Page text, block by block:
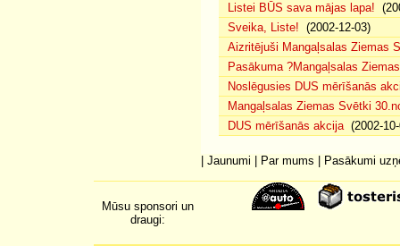
Listei BŪS sava mājas lapa!
Sveika, Liste! (2002-12-03)
Aizritējuši Mangaļsalas Ziemas
Pasākuma ?Mangaļsalas
Noslēgusies DUS mērīšanās
Mangaļsalas Ziemas Svētki
DUS mērīšanās akcija(2002-10-
Jaunumi Par mums Pasākumi
Mūsu sponsori un
draugi: